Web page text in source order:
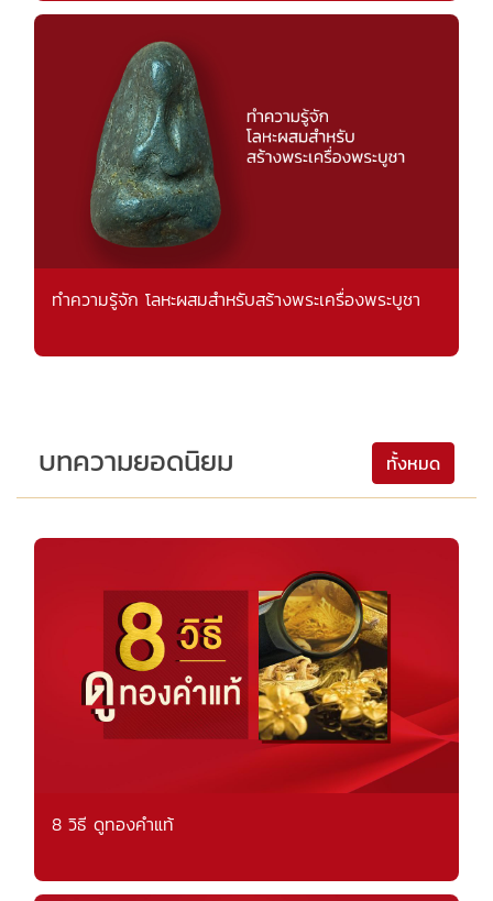
ทำความรู้จัก โลหะผสมสำหรับสร้างพระเครื่องพระบูชา
บทความยอดนิยม ทั้งหมด
8 วิธี ดูทองคำแท้